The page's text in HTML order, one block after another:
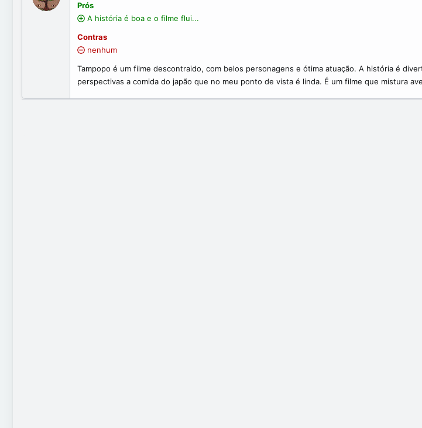
s
(
s
)
Prós
A história é boa e o filme flui...
Contras
nenhum
Tampopo é um filme descontraido, com belos personagens e ótima atuação. A história é
perspectivas a comida do japão que no meu ponto de vista é linda. É um filme que mistura